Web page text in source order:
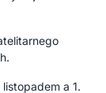
a 1.